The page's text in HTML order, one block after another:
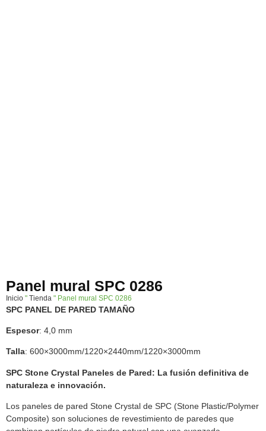
Panel mural SPC 0286
Inicio " Tienda " Panel mural SPC 0286
SPC PANEL DE PARED TAMAÑO
Espesor: 4,0 mm
Talla: 600×3000mm/1220×2440mm/1220×3000mm
SPC Stone Crystal Paneles de Pared: La fusión definitiva de
naturaleza e innovación.
Los paneles de pared Stone Crystal de SPC (Stone Plastic/Polymer
Composite) son soluciones de revestimiento de paredes que